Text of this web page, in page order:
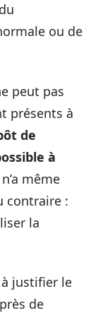
ou de
peut pas
présents à
de
à
même
contraire :
la
justifier le
de